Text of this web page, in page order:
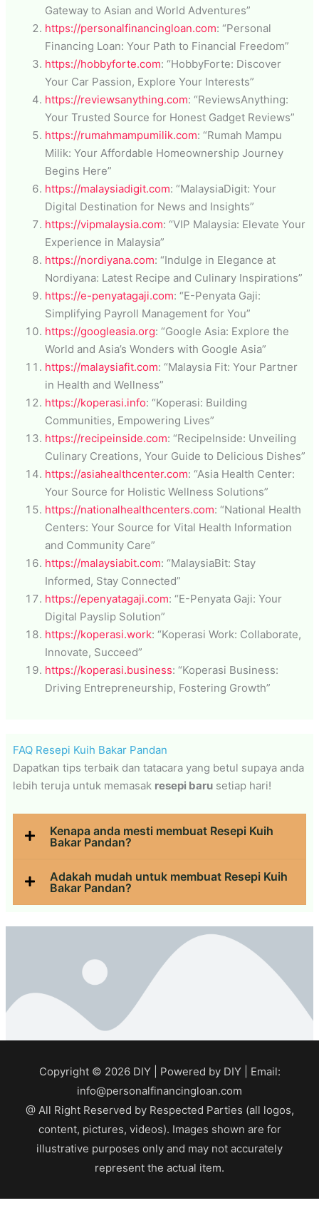
Gateway to Asian and World Adventures”
https://personalfinancingloan.com: “Personal
Financing Loan: Your Path to Financial Freedom”
https://hobbyforte.com: “HobbyForte: Discover
Your Car Passion, Explore Your Interests”
https://reviewsanything.com: “ReviewsAnything:
Your Trusted Source for Honest Gadget Reviews”
https://rumahmampumilik.com: “Rumah Mampu
Milik: Your Affordable Homeownership Journey
Begins Here”
https://malaysiadigit.com: “MalaysiaDigit: Your
Digital Destination for News and Insights”
https://vipmalaysia.com: “VIP Malaysia: Elevate Your
Experience in Malaysia”
https://nordiyana.com: “Indulge in Elegance at
Nordiyana: Latest Recipe and Culinary Inspirations”
https://e-penyatagaji.com: “E-Penyata Gaji:
Simplifying Payroll Management for You”
https://googleasia.org: “Google Asia: Explore the
World and Asia’s Wonders with Google Asia”
https://malaysiafit.com: “Malaysia Fit: Your Partner
in Health and Wellness”
https://koperasi.info: “Koperasi: Building
Communities, Empowering Lives”
https://recipeinside.com: “RecipeInside: Unveiling
Culinary Creations, Your Guide to Delicious Dishes”
https://asiahealthcenter.com: “Asia Health Center:
Your Source for Holistic Wellness Solutions”
https://nationalhealthcenters.com: “National Health
Centers: Your Source for Vital Health Information
and Community Care”
https://malaysiabit.com: “MalaysiaBit: Stay
Informed, Stay Connected”
https://epenyatagaji.com: “E-Penyata Gaji: Your
Digital Payslip Solution”
https://koperasi.work: “Koperasi Work: Collaborate,
Innovate, Succeed”
https://koperasi.business: “Koperasi Business:
Driving Entrepreneurship, Fostering Growth”
FAQ Resepi Kuih Bakar Pandan
Dapatkan tips terbaik dan tatacara yang betul supaya anda
lebih teruja untuk memasak resepi baru setiap hari!
Kenapa anda mesti membuat Resepi Kuih
Bakar Pandan?
Adakah mudah untuk membuat Resepi Kuih
Bakar Pandan?
Copyright © 2026 DIY| Powered by DIY| Email:
info@personalfinancingloan.com
@ All Right Reserved by Respected Parties (all logos,
content, pictures, videos). Images shown are for
illustrative purposes only and may not accurately
represent the actual item.